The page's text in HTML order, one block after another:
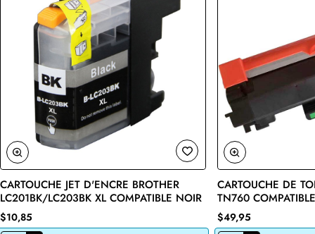
🔥 Bestseller
CARTOUCHE JET D'ENCRE BROTHER
LC201BK/LC203BK XL COMPATIBLE NOIR
$10,85
CARTOUCHE DE
TN760
$49,95